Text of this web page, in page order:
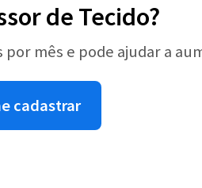
de Tecido?
por mês e pode ajudar a
cadastrar